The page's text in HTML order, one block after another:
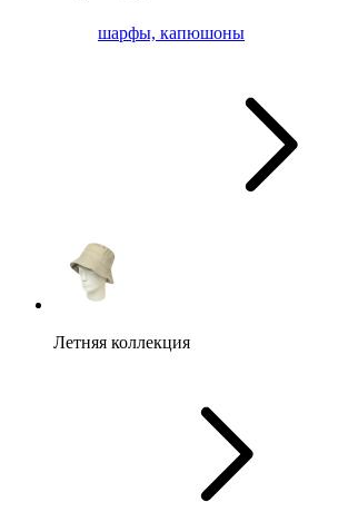
шарфы, капюшоны
Летняя коллекция